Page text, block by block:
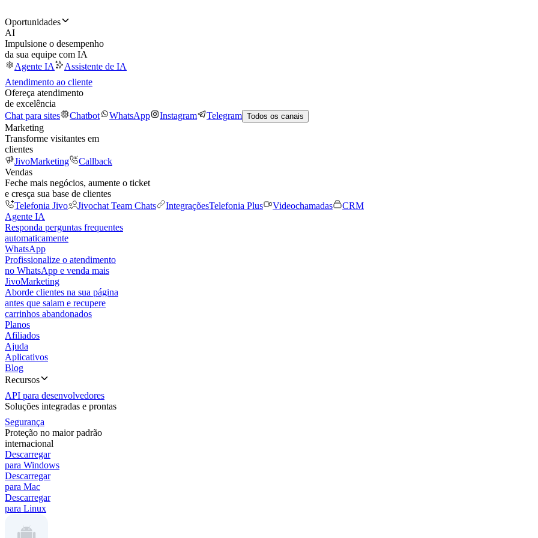
Oportunidades
AI
Impulsione o desempenho
da sua equipe com IA
Agente IA
Assistente de IA
Atendimento ao cliente
Ofereça atendimento
de excelência
Chat para sites
Chatbot WhatsApp Instagram Telegram Todos os canais
Marketing
Transforme visitantes em
clientes
JivoMarketing
Callback
Vendas
Feche mais negócios, aumente o ticket
e cresça sua base de clientes
Telefonia Jivo
Jivochat Team Chats IntegraçõesTelefonia Plus Videochamadas
CRM
Agente IA
Responda perguntas frequentes
automaticamente
WhatsApp
Profissionalize o atendimento
no WhatsApp e venda mais
JivoMarketing
Aborde clientes na sua página
antes que saiam e recupere
carrinhos abandonados
Planos
Afiliados
Ajuda
Aplicativos
Blog
Recursos
API para desenvolvedores
Soluções integradas e prontas
Segurança
Proteção no maior padrão
internacional
Descarregar
para Windows
Descarregar
para Mac
Descarregar
para Linux